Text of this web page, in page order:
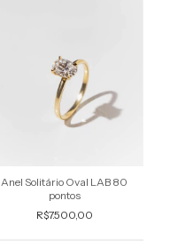
Anel Solitário Oval LAB 80
pontos
R$7.500,00